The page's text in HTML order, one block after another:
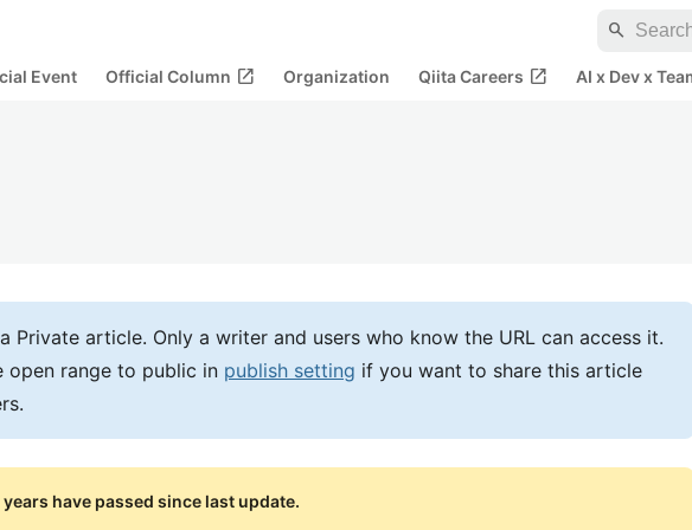
search
Event Official Column open_in_new Organization Qiita Careers open_in_new AI x Dev x
Private article. Only a writer and users who know the URL can access it.
open range to public in publish setting if you want to share this article
have passed since last update.